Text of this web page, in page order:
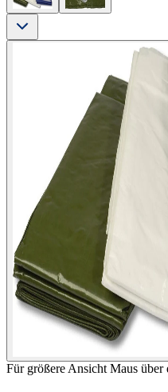
Für größere Ansicht Maus über